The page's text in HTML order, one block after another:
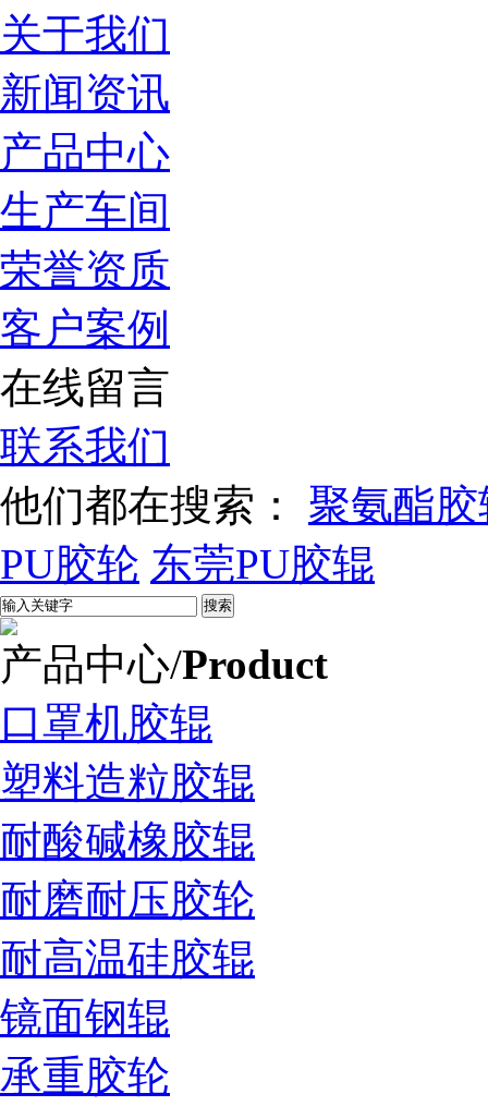
关于我们
新闻资讯
产品中心
生产车间
荣誉资质
客户案例
在线留言
联系我们
他们都在搜索： 聚氨酯
PU胶轮 东莞PU胶辊
产品中心/Product
口罩机胶辊
塑料造粒胶辊
耐酸碱橡胶辊
耐磨耐压胶轮
耐高温硅胶辊
镜面钢辊
承重胶轮